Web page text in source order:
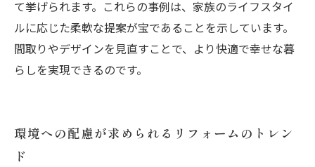
て挙げられます。これらの事例は、家族のライフスタイ
ルに応じた柔軟な提案が宝であることを示しています。
間取りやデザインを見直すことで、より快適で幸せな暮
らしを実現できるのです。
環境への配慮が求められるリフォームのトレン
ド